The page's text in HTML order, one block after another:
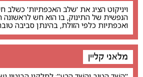
ויניקוט הציג את 'שלב האכפתיות' כשלב
הנפשית של התינוק, בו הוא חש
ואכפתיות כלפי הזולת, בהינתן סביבה
מלאני קליין